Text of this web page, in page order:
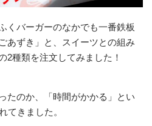
くバーガーのなかでも一番鉄板
あずき」と、スイーツとの組み
2種類を注文してみました！
たのか、「時間がかかる」とい
てきました。